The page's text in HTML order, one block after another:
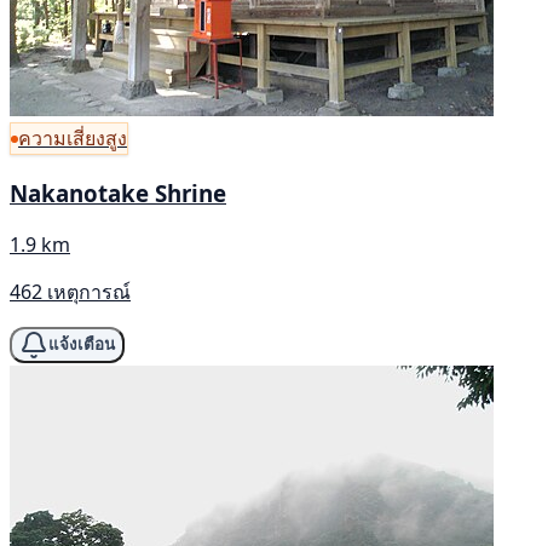
ความเสี่ยงสูง
Nakanotake Shrine
1.9 km
462 เหตุการณ์
แจ้งเตือน